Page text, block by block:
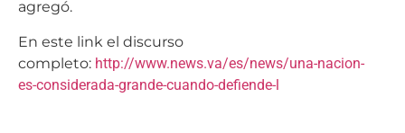
agregó.
En este link el discurso
completo: http://www.news.va/es/news/una-nacion-
es-considerada-grande-cuando-defiende-l